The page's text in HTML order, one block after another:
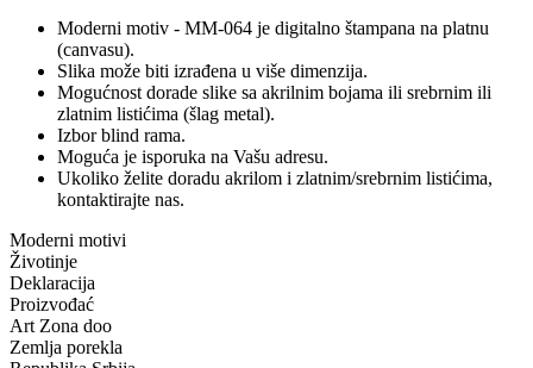
Moderni motiv - MM-064 je digitalno štampana na platnu
(canvasu).
Slika može biti izrađena u više dimenzija.
Mogućnost dorade slike sa akrilnim bojama ili srebrnim ili
zlatnim listićima (šlag metal).
Izbor blind rama.
Moguća je isporuka na Vašu adresu.
Ukoliko želite doradu akrilom i zlatnim/srebrnim listićima,
kontaktirajte nas.
Moderni motivi
Životinje
Deklaracija
Proizvođać
Art Zona doo
Zemlja porekla